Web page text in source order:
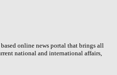
online news portal that brings all
national and international affairs,